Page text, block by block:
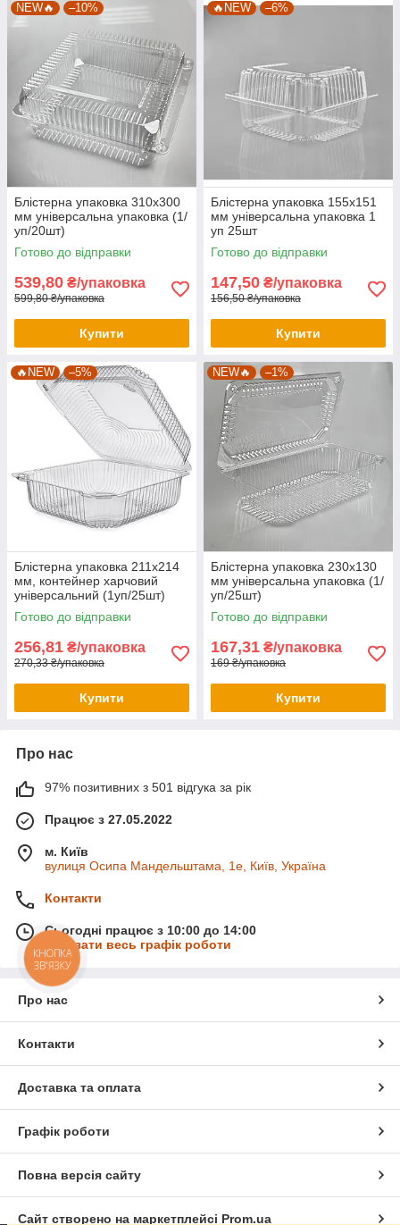
NEW🔥 –10%
Блістерна упаковка 310х300
мм універсальна упаковка (1/
уп/20шт)
Готово до відправки
539,80 ₴/упаковка
599,80 ₴/упаковка
Купити
🔥NEW –6%
Блістерна упаковка 155х151
мм універсальна упаковка 1
уп 25шт
Готово до відправки
147,50 ₴/упаковка
156,50 ₴/упаковка
Купити
🔥NEW –5%
Блістерна упаковка 211х214
мм, контейнер харчовий
універсальний (1уп/25шт)
Готово до відправки
256,81 ₴/упаковка
270,33 ₴/упаковка
Купити
NEW🔥 –1%
Блістерна упаковка 230х130
мм універсальна упаковка (1/
уп/25шт)
Готово до відправки
167,31 ₴/упаковка
169 ₴/упаковка
Купити
Про нас
97% позитивних з 501 відгука за рік
Працює з 27.05.2022
м. Київ
вулиця Осипа Мандельштама, 1е, Київ, Україна
Контакти
Сьогодні працює з 10:00 до 14:00
Показати весь графік роботи
Про нас
Контакти
Доставка та оплата
Графік роботи
Повна версія сайту
Сайт створено на маркетплейсі Prom.ua
КНОПКА
ЗВ'ЯЗКУ